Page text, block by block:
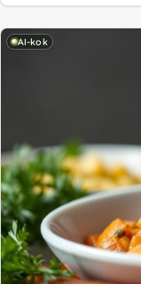
AI-kok